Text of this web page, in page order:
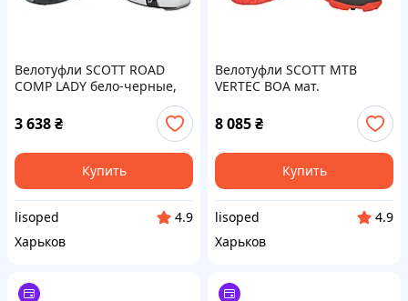
Велотуфли SCOTT ROAD
COMP LADY бело-черные,
3 638₴
Купить
lisoped
4.9
Харьков
Велотуфли SCOTT MTB
VERTEC BOA мат.
размер 46 (270597)
8 085₴
Купить
lisoped
4.9
Харьков